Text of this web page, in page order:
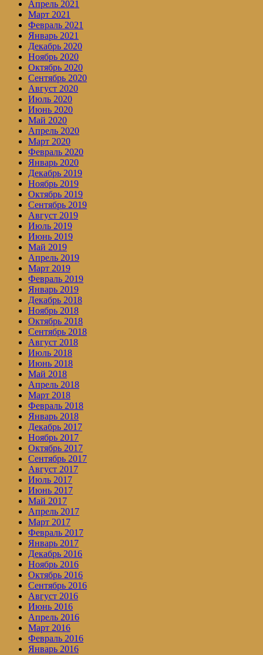
Апрель 2021
Март 2021
Февраль 2021
Январь 2021
Декабрь 2020
Ноябрь 2020
Октябрь 2020
Сентябрь 2020
Август 2020
Июль 2020
Июнь 2020
Май 2020
Апрель 2020
Март 2020
Февраль 2020
Январь 2020
Декабрь 2019
Ноябрь 2019
Октябрь 2019
Сентябрь 2019
Август 2019
Июль 2019
Июнь 2019
Май 2019
Апрель 2019
Март 2019
Февраль 2019
Январь 2019
Декабрь 2018
Ноябрь 2018
Октябрь 2018
Сентябрь 2018
Август 2018
Июль 2018
Июнь 2018
Май 2018
Апрель 2018
Март 2018
Февраль 2018
Январь 2018
Декабрь 2017
Ноябрь 2017
Октябрь 2017
Сентябрь 2017
Август 2017
Июль 2017
Июнь 2017
Май 2017
Апрель 2017
Март 2017
Февраль 2017
Январь 2017
Декабрь 2016
Ноябрь 2016
Октябрь 2016
Сентябрь 2016
Август 2016
Июнь 2016
Апрель 2016
Март 2016
Февраль 2016
Январь 2016